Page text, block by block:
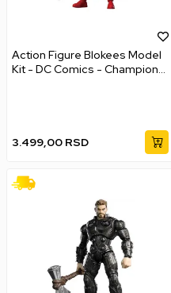
Action Figure Blokees Model
Kit - DC Comics - Champion
3.499,00 RSD